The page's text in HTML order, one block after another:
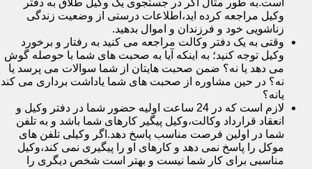
است.به طور مثال اگر در جستجوی یک وکیل طلاق به دفتر
وکیل مراجعه کرده اید،اطلاعات درستی از وضعیت زندگی
زناشویی خود و فرزندان و اموال بدهید.
وقتی به یک دفتر وکالت مراجعه می کنید به رفتار و برخورد
وکیل توجه کنید؛ به اینکه آیا به صحبت های شما با حوصله گوش
می دهد یا نه؟ ضمن صحبت هایتان از شما سوالات می پرسد یا
نه؟ در حین مشاوره از صحبت های شما یاداشت برداری می کند
یانه؟
لازم است که در 24 ساعت اولیه حضور شما در دفتر وکیل و
انعقاد قرارداد وکالت،وکیل پیگیر کارهای شما باشد و به تلفن
شما در اولین فرصت مناسب پاسخ دهد.اگر وکیلی تلفن های
موکل را پاسخ نمی دهد و کارهای او را پیگیری نمی کند،وکیل
مناسبی برای کار شما نیست و بهتر است شخص دیگری را